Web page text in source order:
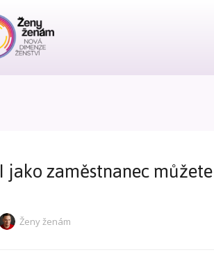
I jako zaměstnanec
Ženy ženám